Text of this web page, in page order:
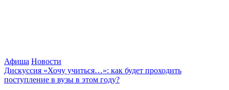
Афиша Новости
Дискуссия «Хочу учиться…»: как будет проходить
поступление в вузы в этом году?